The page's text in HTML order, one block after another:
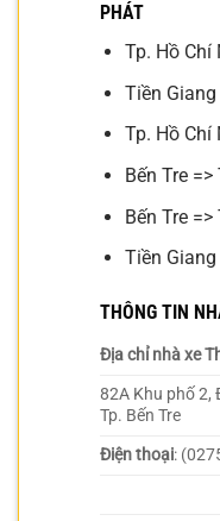
PHÁT
Tp. Hồ Chí
Tiền
Tp. Hồ Chí
Bến Tre
Bến Tre
Tiền Giang
THÔNG TIN
Địa chỉ nhà xe
82A Khu phố 2,
Tp. Bến Tre
Điện thoại: